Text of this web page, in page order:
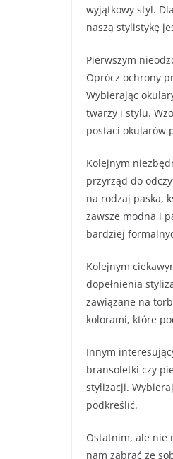
wyjątkowy styl.
naszą stylistykę
Pierwszym
Oprócz ochrony
Wybierając
twarzy i stylu.
postaci okularów
Kolejnym
przyrząd do
na rodzaj paska,
zawsze modna i
bardziej
Kolejnym
dopełnienia
zawiązane na
kolorami, które
Innym
bransoletki czy
stylizacji.
podkreślić.
Ostatnim, ale nie
nam zabrać ze